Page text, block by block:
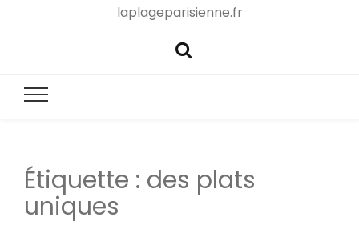
laplageparisienne.fr
Étiquette : des plats
uniques